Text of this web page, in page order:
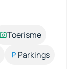
Toerisme
Parkings